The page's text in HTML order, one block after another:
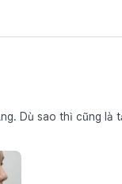
Dù sao thì cũng là